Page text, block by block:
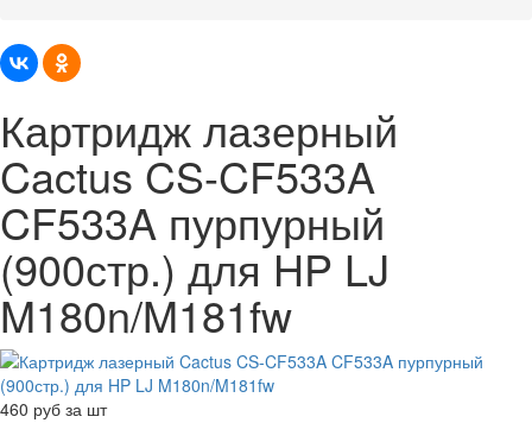
Картридж лазерный
Cactus CS-CF533A
CF533A пурпурный
(900стр.) для HP LJ
M180n/M181fw
460 руб за шт